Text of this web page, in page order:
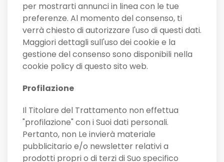
per mostrarti annunci in linea con le tue
preferenze. Al momento del consenso, ti
verrà chiesto di autorizzare l'uso di questi dati.
Maggiori dettagli sull'uso dei cookie e la
gestione del consenso sono disponibili nella
cookie policy di questo sito web.
Profilazione
Il Titolare del Trattamento non effettua
"profilazione" con i Suoi dati personali.
Pertanto, non Le invierà materiale
pubblicitario e/o newsletter relativi a
prodotti propri o di terzi di Suo specifico